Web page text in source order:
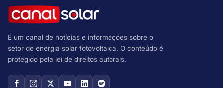
É um canal de notícias e informações sobre o
setor de energia solar fotovoltaica. O conteúdo é
protegido pela lei de direitos autorais.